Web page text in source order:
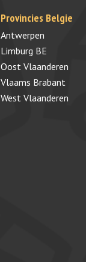
Provincies Belgie
Antwerpen
Limburg BE
Oost Vlaanderen
Vlaams Brabant
West Vlaanderen